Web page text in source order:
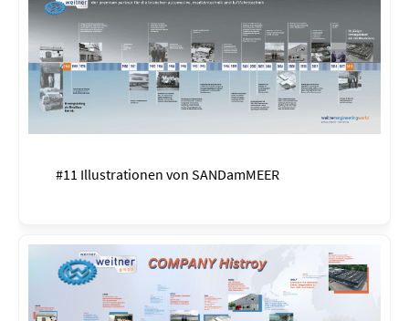
#11 Illustrationen von SANDamMEER